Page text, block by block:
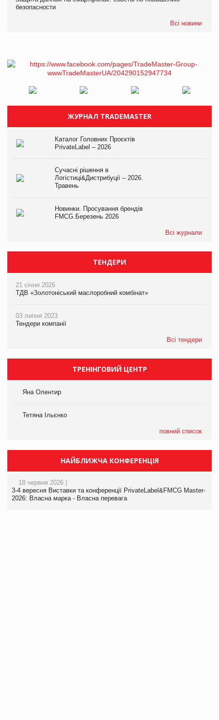
безопасности
Всі новини
ЖУРНАЛ TRADEMASTER
Каталог Головних Проєктів
PrivateLabel – 2026
Сучасні рішення в
Логістиці&Дистрибуції – 2026.
Травень
Новинки. Просування брендів
FMCG.Березень 2026
Всі журнали
ТЕНДЕРИ
21 січня 2026
ТДВ «Золотоніський маслоробний комбінат»
03 липня 2023
Тендери компанії
Всі тендери
ТРЕНІНГОВИЙ ЦЕНТР
Яна Олентир
Тетяна Ільєнко
повний список
НАЙБЛИЖЧА КОНФЕРЕНЦІЯ
18 червня 2026 |
3-4 вересня Виставки та конференції PrivateLabel&FMCG Master-
2026: Власна марка - Власна перевага